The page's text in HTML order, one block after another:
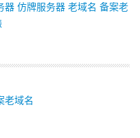
器 仿牌服务器 老域名 备案老
老域名